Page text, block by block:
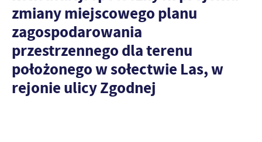
zmiany miejscowego planu
zagospodarowania
przestrzennego dla terenu
położonego w sołectwie Las, w
rejonie ulicy Zgodnej